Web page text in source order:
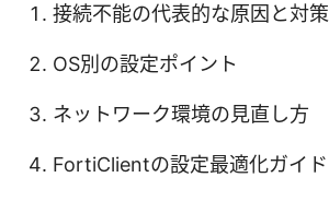
接続不能の代表的な原因と対策
OS別の設定ポイント
ネットワーク環境の見直し方
FortiClientの設定最適化ガイド